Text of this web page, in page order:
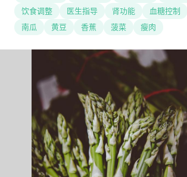
饮食调整
医生指导 肾功能 血糖控制
南瓜
黄豆 香蕉 菠菜 瘦肉